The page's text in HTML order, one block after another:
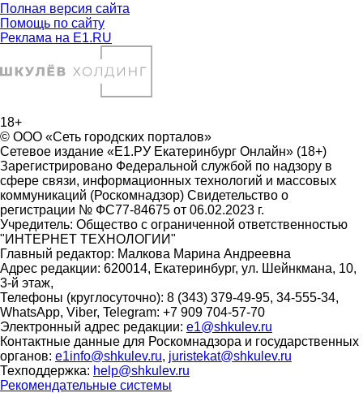
Полная версия сайта
Помощь по сайту
Реклама на E1.RU
18+
© ООО «Сеть городских порталов»
Сетевое издание «Е1.РУ Екатеринбург Онлайн» (18+)
Зарегистрировано Федеральной службой по надзору в
сфере связи, информационных технологий и массовых
коммуникаций (Роскомнадзор) Свидетельство о
регистрации № ФС77-84675 от 06.02.2023 г.
Учредитель: Общество с ограниченной ответственностью
"ИНТЕРНЕТ ТЕХНОЛОГИИ"
Главный редактор: Малкова Марина Андреевна
Адрес редакции: 620014, Екатеринбург, ул. Шейнкмана, 10,
3-й этаж,
Телефоны (круглосуточно): 8 (343) 379-49-95, 34-555-34,
WhatsApp, Viber, Telegram: +7 909 704-57-70
Электронный адрес редакции: e1@shkulev.ru
Контактные данные для Роскомнадзора и государственных
органов: e1info@shkulev.ru, juristekat@shkulev.ru
Техподдержка: help@shkulev.ru
Рекомендательные системы